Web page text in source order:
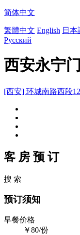
简体中文
繁體中文 English 日本
Русский
西安永宁
[西安] 环城南路西段
客 房 预 订
搜 索
预订须知
早餐价格
￥80/份